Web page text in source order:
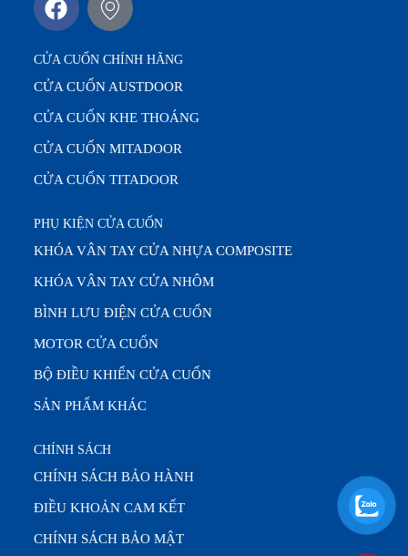
CỬA CUỐN CHÍNH HÃNG
CỬA CUỐN AUSTDOOR
CỬA CUỐN KHE THOÁNG
CỬA CUỐN MITADOOR
CỬA CUỐN TITADOOR
PHỤ KIỆN CỬA CUỐN
KHÓA VÂN TAY CỬA NHỰA COMPOSITE
KHÓA VÂN TAY CỬA NHÔM
BÌNH LƯU ĐIỆN CỬA CUỐN
MOTOR CỬA CUỐN
BỘ ĐIỀU KHIỂN CỬA CUỐN
SẢN PHẨM KHÁC
CHÍNH SÁCH
CHÍNH SÁCH BẢO HÀNH
ĐIỀU KHOẢN CAM KẾT
CHÍNH SÁCH BẢO MẬT